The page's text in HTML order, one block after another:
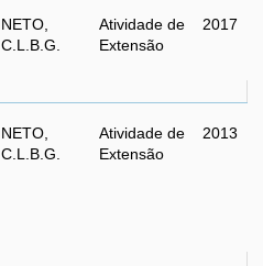
NETO,
C.L.B.G.
Atividade de
Extensão
2017
NETO,
C.L.B.G.
Atividade de
Extensão
2013